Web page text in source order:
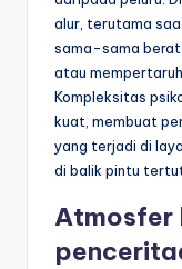
alur, terutama
sama-sama
atau
Kompleksitas
kuat, membuat
yang terjadi di
di balik pintu
Atmosfer